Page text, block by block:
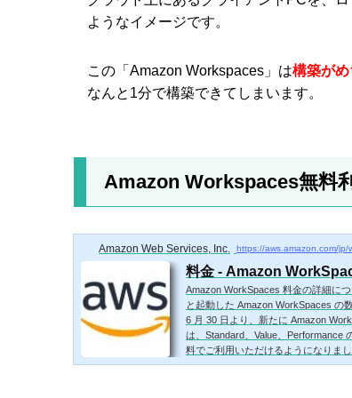
ようなイメージです。
この「Amazon Workspaces」は構築が
なんと1分で構築できてしまいます。
Amazon Workspaces無料
Amazon Web Services, Inc. https://aws.amazon.com/jp/
料金 - Amazon
Amazon WorkSpaces 料金の詳細に
と起動した Amazon WorkSpaces の
6 月 30 日より、新たに Amazon
は、Standard、Value、Performance
料でご利用いただけるようになりまし